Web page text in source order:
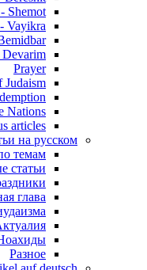
Shemot
Vayikra
Prayer
Judaism
Nations
articles
на русском
темам
статьи
глава
Разное